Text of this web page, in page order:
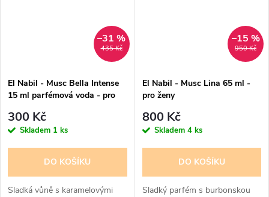
435 Kč
–31 %
El Nabil - Musc Bella Intense
15 ml parfémová voda - pro
poškozená krabička
300 Kč
Skladem 1 ks
DO KOŠÍKU
Sladká vůně s karamelovými
950 Kč
–15 %
El Nabil - Musc Lina 65 ml -
pro ženy
800 Kč
Skladem 4 ks
DO KOŠÍKU
Sladký parfém s burbonskou